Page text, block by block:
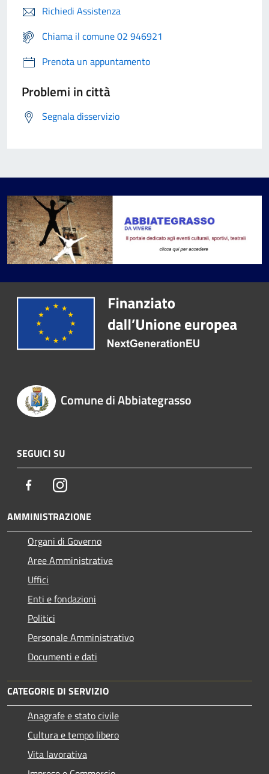
Richiedi Assistenza
Chiama il comune 02 946921
Prenota un appuntamento
Problemi in città
Segnala disservizio
Comune di Abbiategrasso
SEGUICI SU
FacebookInstagram
AMMINISTRAZIONE
Organi di Governo
Aree Amministrative
Uffici
Enti e fondazioni
Politici
Personale Amministrativo
Documenti e dati
CATEGORIE DI SERVIZIO
Anagrafe e stato civile
Cultura e tempo libero
Vita lavorativa